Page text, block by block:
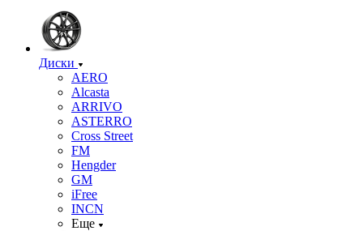
Диски
AERO
Alcasta
ARRIVO
ASTERRO
Cross Street
FM
Hengder
GM
iFree
INCN
Еще